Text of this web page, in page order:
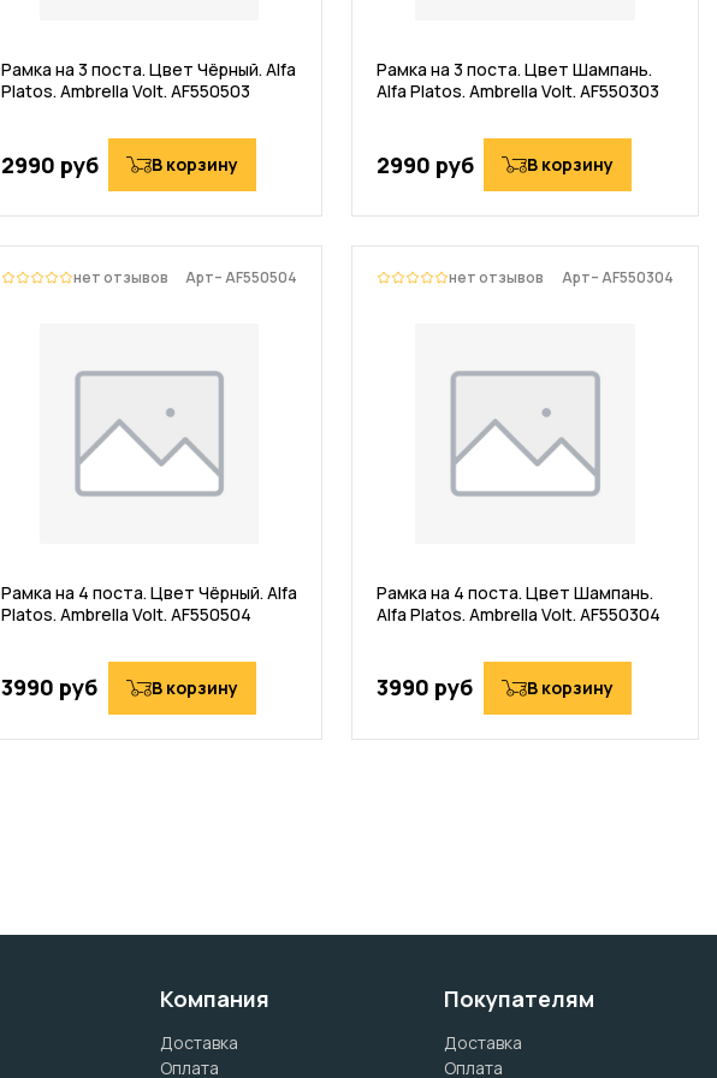
Рамка на 3 поста. Цвет Чёрный. Alfa
Platos. Ambrella Volt. AF550503
2990 руб В корзину
Рамка на 3 поста. Цвет Шампань.
Alfa Platos. Ambrella Volt. AF550303
2990 руб В корзину
нет отзывов Арт– AF550504
Рамка на 4 поста. Цвет Чёрный. Alfa
Platos. Ambrella Volt. AF550504
3990 руб В корзину
нет отзывов Арт– AF550304
Рамка на 4 поста. Цвет Шампань.
Alfa Platos. Ambrella Volt. AF550304
3990 руб В корзину
Компания
Доставка
Оплата
Покупателям
Доставка
Оплата